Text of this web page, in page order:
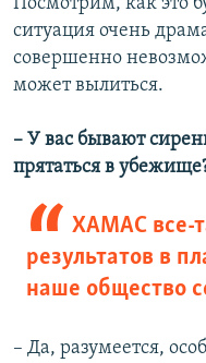
ситуация очень
совершенно
может вылиться.
– У вас бывают
прятаться в
ХАМАС все-
результатов в
наше общество
– Да, разумеется,